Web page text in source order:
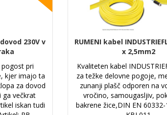
230V v
pri
kjer imajo ta
za dovod
ga večkrat
iskan tudi
RUMENI kabel
x 2,5mm2
Kvaliteten kabel
za težke delovne pogoje,
zunanji plašč odporen na
vročino, samougasljiv,
bakrene žice,DIN EN